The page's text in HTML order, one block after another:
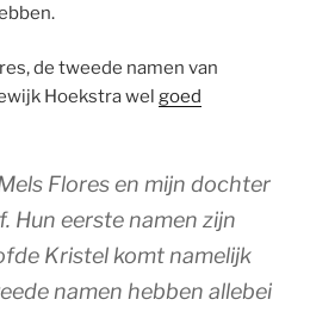
de tweede namen van
Hoekstra wel goed
Flores en mijn dochter
Hun eerste namen zijn
Kristel komt namelijk
namen hebben allebei